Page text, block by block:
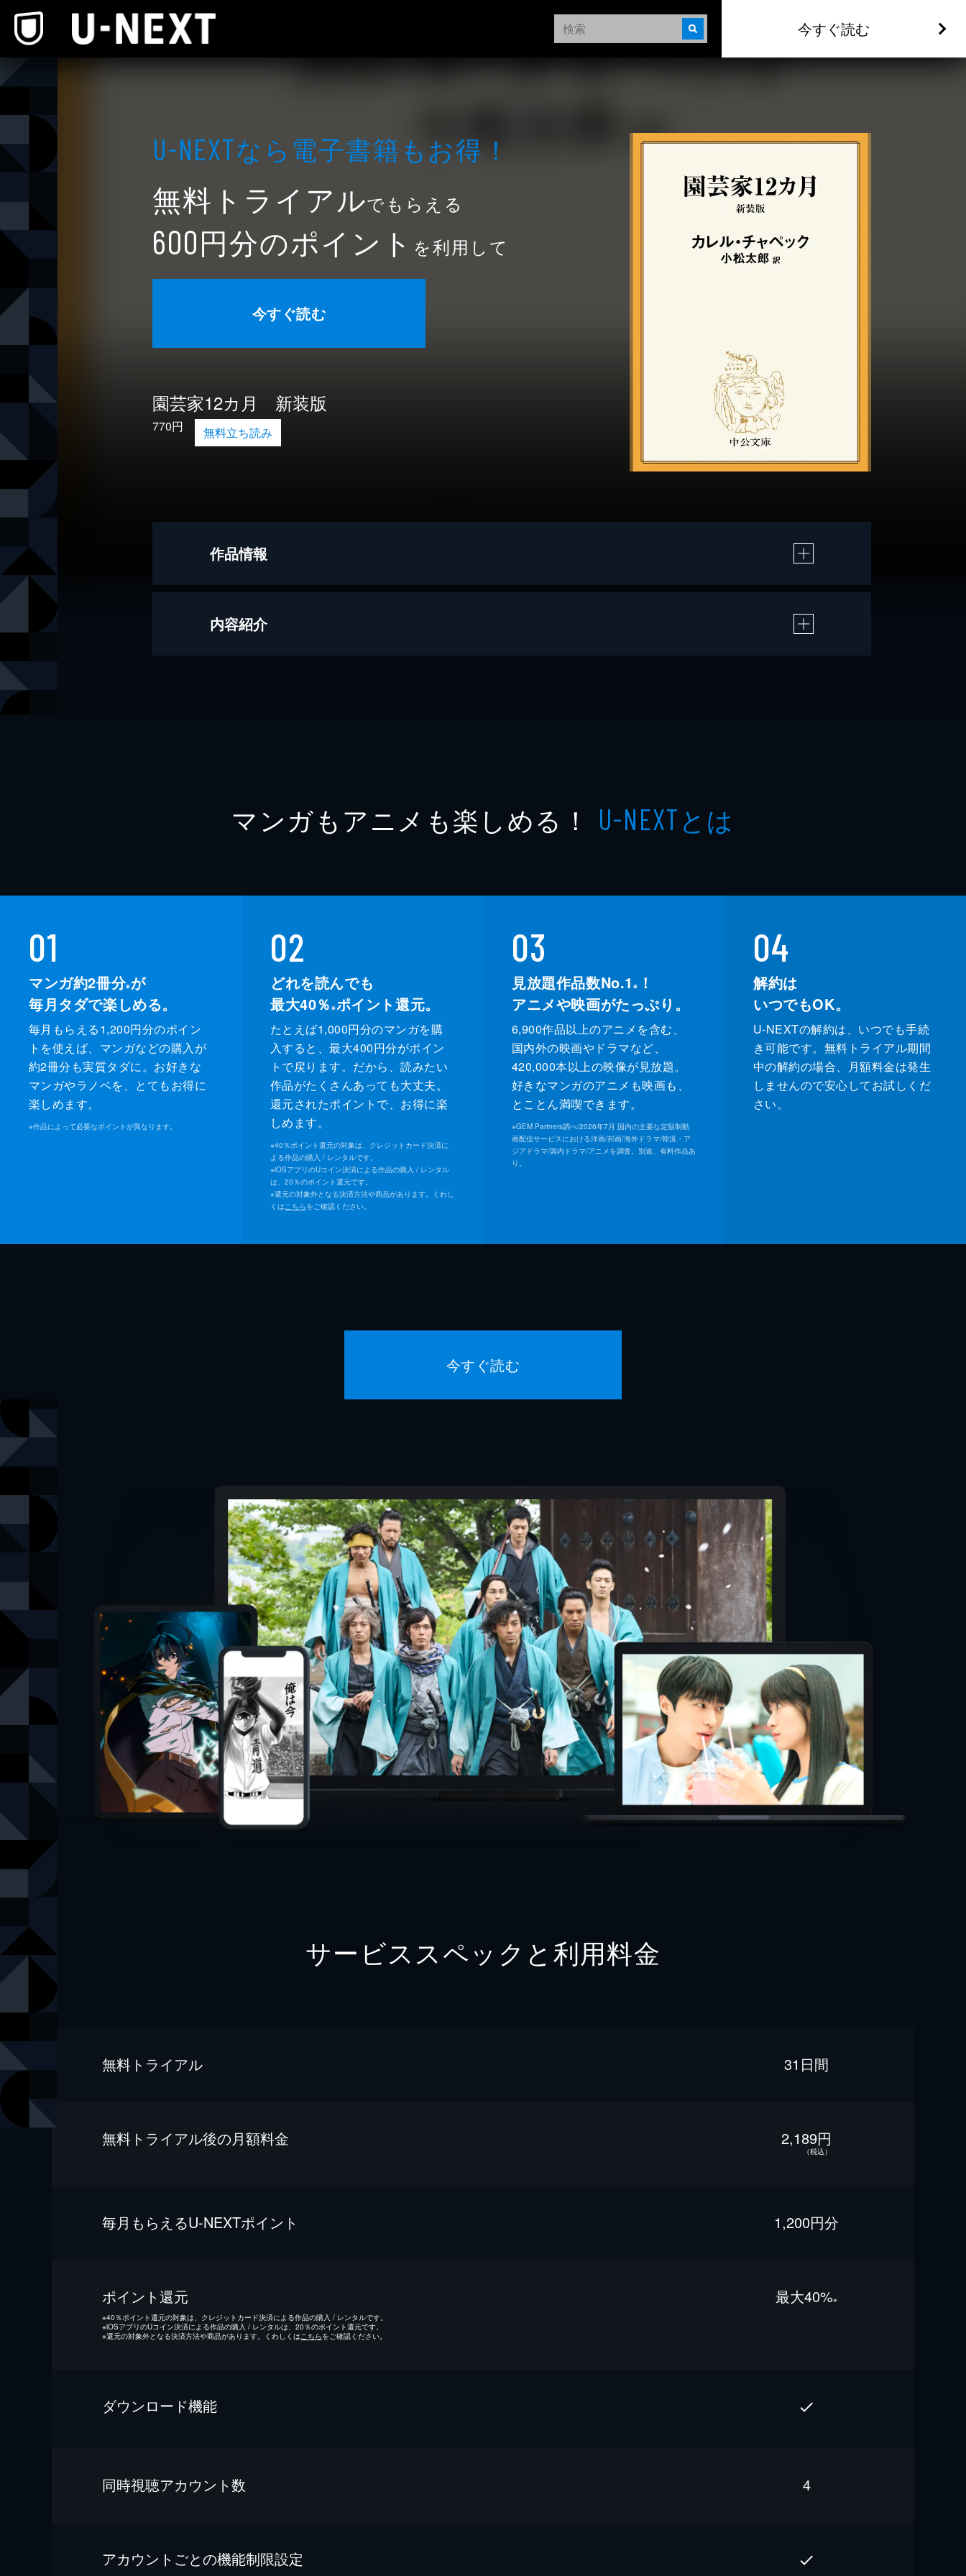
今すぐ読む
U-NEXTなら電⼦書籍もお得！
無料トライアルでもらえる
600円分のポイント を利用して
今すぐ読む
園芸家12カ月 新装版
770円 無料立ち読み
作品情報
著者
内容紹介
マンガもアニメも楽しめる！ U-NEXTとは
01
マンガ約2冊分※が
毎月タダで楽しめる。
毎月もらえる1,200円分のポイン
トを使えば、マンガなどの購入が
約2冊分も実質タダに。お好きな
マンガやラノベを、とてもお得に
楽しめます。
※作品によって必要なポイントが異なります。
02
どれを読んでも
最大40％ ※ポイント還元。
たとえば1,000円分のマンガを購
入すると、最大400円分がポイン
トで戻ります。だから、読みたい
作品がたくさんあっても大丈夫。
還元されたポイントで、お得に楽
しめます。
※40％ポイント還元の対象は、クレジットカード決済に
よる作品の購入 / レンタルです。
※iOSアプリのUコイン決済による作品の購入 / レンタル
は、20％のポイント還元です。
※還元の対象外となる決済方法や商品があります。くわし
くは こちらをご確認ください。
03
見放題作品数No.1 ※
！
アニメや映画がたっぷり。
6,900作品以上のアニメを含む、
国内外の映画やドラマなど、
420,000本以上の映像が見放題。
好きなマンガのアニメも映画も、
とことん満喫できます。
※GEM Partners調べ/2026年7⽉ 国内の主要な定額制動
画配信サービスにおける洋画/邦画/海外ドラマ/韓流・ア
ジアドラマ/国内ドラマ/アニメを調査。別途、有料作品あ
り。
04
解約は
いつでもOK。
U-NEXTの解約は、いつでも手続
き可能です。無料トライアル期間
中の解約の場合、月額料金は発生
しませんので安心してお試しくだ
さい。
今すぐ読む
サービススペックと利用料金
無料トライアル 31日間
無料トライアル後の⽉額料金 2,189円
（税込）
毎⽉もらえるU-NEXTポイント 1,200円分
ポイント還元 最⼤40%※
※40％ポイント還元の対象は、クレジットカード決済による作品の購入 / レンタルです。
※iOSアプリのUコイン決済による作品の購入 / レンタルは、20％のポイント還元です。
※還元の対象外となる決済方法や商品があります。くわしくは こちらをご確認ください。
ダウンロード機能
同時視聴アカウント数 4
アカウントごとの機能制限設定